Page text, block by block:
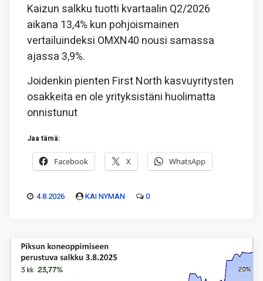
Kaizun salkku tuotti kvartaalin Q2/2026
aikana 13,4% kun pohjoismainen
vertailuindeksi OMXN40 nousi samassa
ajassa 3,9%.
Joidenkin pienten First North kasvuyritysten
osakkeita en ole yrityksistäni huolimatta
onnistunut
Jaa tämä:
Facebook X WhatsApp
4.8.2026 KAI NYMAN 0